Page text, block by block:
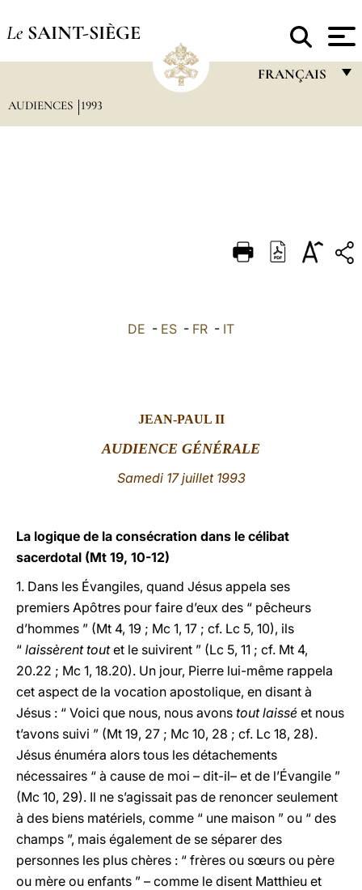
Le SAINT-SIÈGE
FRANÇAIS
DEUTSCH
AUDIENCES 1993
DE - ES - FR - IT
JEAN-PAUL II
AUDIENCE GÉNÉRALE
Samedi 17 juillet 1993
La logique de la consécration dans le célibat
sacerdotal (Mt 19, 10-12)
1. Dans les Évangiles, quand Jésus appela ses
premiers Apôtres pour faire d’eux des “ pêcheurs
d’hommes ” (Mt 4, 19 ; Mc 1, 17 ; cf. Lc 5, 10), ils
“ laissèrent toutet le suivirent ” (Lc 5, 11 ; cf. Mt 4,
20.22 ; Mc 1, 18.20). Un jour, Pierre lui-même rappela
cet aspect de la vocation apostolique, en disant à
Jésus : “ Voici que nous, nous avons tout laissé et nous
t’avons suivi ” (Mt 19, 27 ; Mc 10, 28 ; cf. Lc 18, 28).
Jésus énuméra alors tous les détachements
nécessaires “ à cause de moi – dit-il– et de l’Évangile ”
(Mc 10, 29). Il ne s’agissait pas de renoncer seulement
à des biens matériels, comme “ une maison ” ou “ des
champs ”, mais également de se séparer des
personnes les plus chères : “ frères ou sœurs ou père
ou mère ou enfants ” – comme le disent Matthieu et